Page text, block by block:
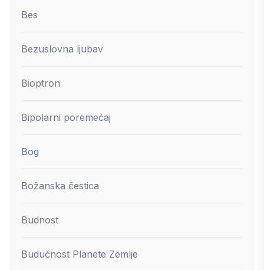
Bes
Bezuslovna ljubav
Bioptron
Bipolarni poremećaj
Bog
Božanska čestica
Budnost
Budućnost Planete Zemlje